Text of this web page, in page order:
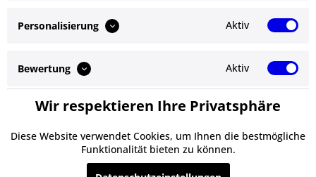
Service Hotline
Shop Service
Informationen
* Alle Preise inkl. gesetzl. Mehrwertsteuer zzgl.Versandkosten
Personalisierung Aktiv
Bewertung Aktiv
Service Aktiv
Wir respektieren Ihre Privatsphäre
Diese Website verwendet Cookies, um Ihnen die bestmögliche
Funktionalität bieten zu können.